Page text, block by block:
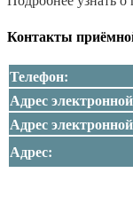
Контакты
Телефон:
Адрес
Адрес
Адрес: